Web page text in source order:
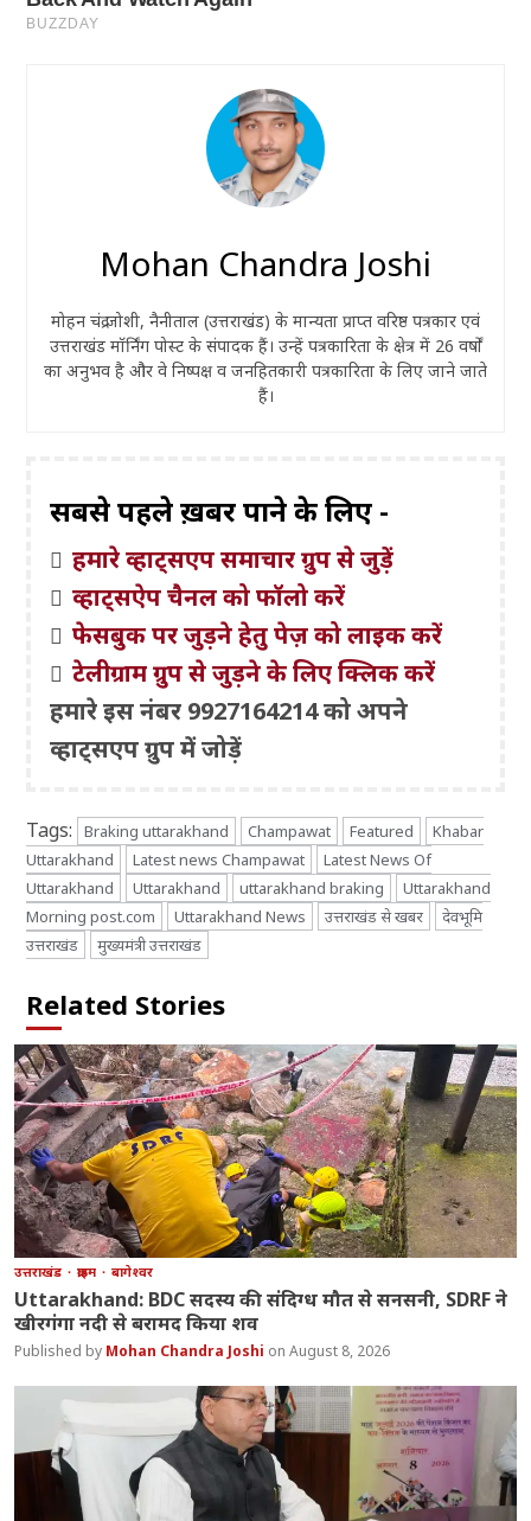
Mohan Chandra Joshi
मोहन चंद्र जोशी, नैनीताल (उत्तराखंड) के मान्यता प्राप्त वरिष्ठ पत्रकार एवं
उत्तराखंड मॉर्निंग पोस्ट के संपादक हैं। उन्हें पत्रकारिता के क्षेत्र में 26 वर्षों
का अनुभव है और वे निष्पक्ष व जनहितकारी पत्रकारिता के लिए जाने जाते
हैं।
सबसे पहले ख़बरें पाने के लिए -
हमारे व्हाट्सएप समाचार ग्रुप से जुड़ें
व्हाट्सऐप चैनल को फॉलो करें
फेसबुक पर जुड़ने हेतु पेज़ को लाइक करें
टेलीग्राम ग्रुप से जुड़ने के लिए क्लिक करें
हमारे इस नंबर 9927164214 को अपने
व्हाट्सएप ग्रुप में जोड़ें
Tags: Braking uttarakhand Champawat Featured
Khabar
Uttarakhand
Latest news Champawat
Latest News Of
Uttarakhand
Uttarakhand uttarakhand braking
Uttarakhand
Morning post.com
Uttarakhand News उत्तराखंड से खबर
देवभूमि
उत्तराखंड
मुख्यमंत्री उत्तराखंड
Related Stories
उत्तराखंड क्राइम बागेश्वर
Uttarakhand: BDC सदस्य की संदिग्ध मौत से सनसनी, SDRF ने
खीरगंगा नदी से बरामद किया शव
Mohan Chandra Joshi August 8, 2026